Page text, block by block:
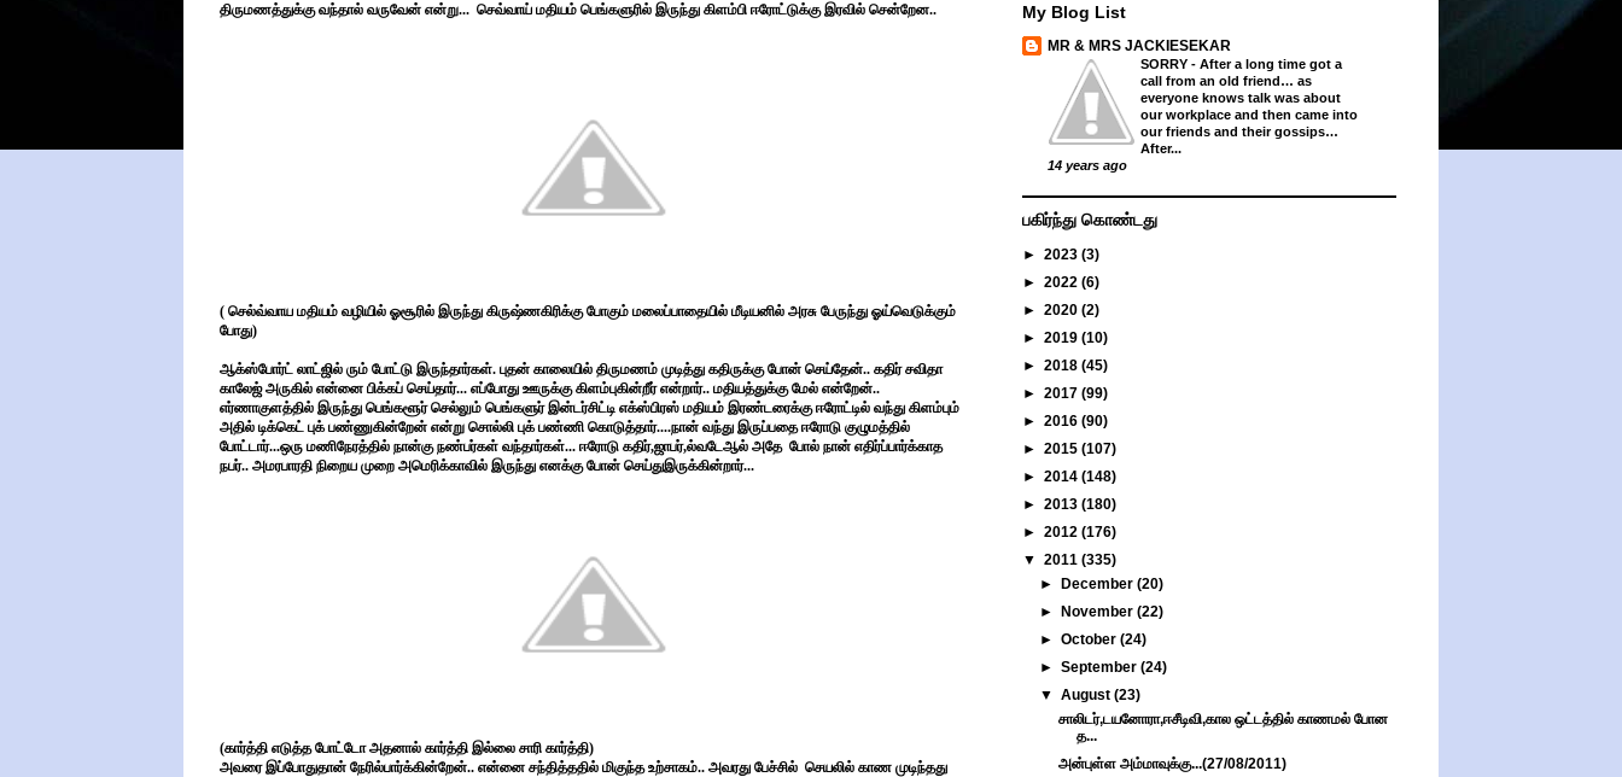
திருமணத்துக்கு வந்தால் வருவேன் என்று... செவ்வாய் மதியம் பெங்களுரில் இருந்து கிளம்பி ஈரோட்டுக்கு இரவில் சென்றேன..
( செல்வ்வாய மதியம் வழியில் ஓசூரில் இருந்து கிருஷ்ணகிரிக்கு போகும் மலைப்பாதையில் மீடியனில் அரசு பேருந்து ஓய்வெடுக்கும்
போது)
ஆக்ஸ்போர்ட் லாட்ஜில் ரும் போட்டு இருந்தார்கள். புதன் காலையில் திருமணம் முடித்து கதிருக்கு போன் செய்தேன்.. கதிர் சவிதா
காலேஜ் அருகில் என்னை பிக்கப் செய்தார்... எப்போது ஊருக்கு கிளம்புகின்றீர் என்றார்.. மதியத்துக்கு மேல் என்றேன்..
எர்ணாகுளத்தில் இருந்து பெங்களூர் செல்லும் பெங்களுர் இன்டர்சிட்டி எக்ஸ்பிரஸ் மதியம் இரண்டரைக்கு ஈரோட்டில் வந்து கிளம்பும்
அதில் டிக்கெட் புக் பண்ணுகின்றேன் என்று சொல்லி புக் பண்ணி கொடுத்தார்....நான் வந்து இருப்பதை ஈரோடு குழுமத்தில்
போட்டார்...ஒரு மணிநேரத்தில் நான்கு நண்பர்கள் வந்தார்கள்... ஈரோடு கதிர்,ஜாபர்,ல்வடேஆல் அதே போல் நான் எதிர்ப்பார்க்காத
நபர்.. அமரபாரதி நிறைய முறை அமெரிக்காவில் இருந்து எனக்கு போன் செய்துஇருக்கின்றார்...
(கார்த்தி எடுத்த போட்டோ அதனால் கார்த்தி இல்லை சாரி கார்த்தி)
அவரை இப்போதுதான் நேரில்பார்க்கின்றேன்.. என்னை சந்தித்ததில் மிகுந்த உற்சாகம்.. அவரது பேச்சில் செயலில் காண முடிந்தது
My Blog List
MR & MRS JACKIESEKAR
SORRY - After a long time got a
call from an old friend… as
everyone knows talk was about
our workplace and then came into
our friends and their gossips…
After...
14 years ago
பகிர்ந்து கொண்டது
► 2023 (3)
► 2022 (6)
► 2020 (2)
► 2019 (10)
► 2018 (45)
► 2017 (99)
► 2016 (90)
► 2015 (107)
► 2014 (148)
► 2013 (180)
► 2012 (176)
▼ 2011 (335)
►
December(20)
►
November(22)
►October(24)
►September(24)
▼August(23)
சாலிடர்,டயனோரா,ஈசீடிவி,கால ஒட்டத்தில் காணமல் போன
த...
அன்புள்ள அம்மாவுக்கு...(27/08/2011)